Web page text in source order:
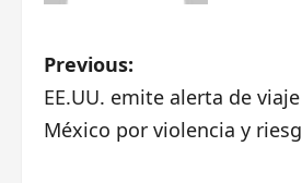
P
o
Previous:
EE.UU. emite alerta de
México por violencia y